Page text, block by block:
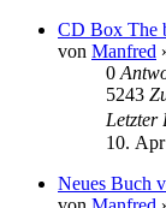
CD Box The
von Manfred
0
5243
Letzter
10.
Neues Buch